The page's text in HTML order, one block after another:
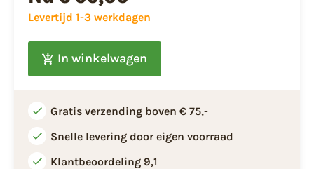
Levertijd 1-3 werkdagen
In winkelwagen
Gratis verzending boven € 75,-
Snelle levering door eigen voorraad
Klantbeoordeling 9,1